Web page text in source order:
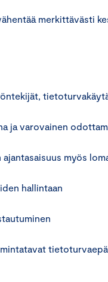
merkittävästi
ja varovainen
myös
hallintaan